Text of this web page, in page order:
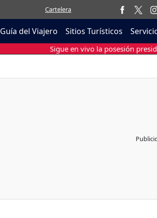
Cartelera
Guía del Viajero Sitios Turísticos
Sigue en vivo la posesión